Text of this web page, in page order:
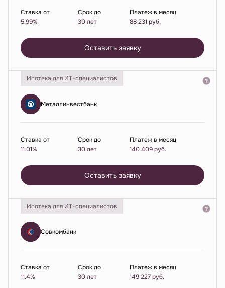
Ставка от
5.99%
Срок до
30 лет
Платеж в месяц
88 231 руб.
Оставить заявку
Ипотека для ИТ-специалистов
Металлинвестбанк
Ставка от
11.01%
Срок до
30 лет
Платеж в месяц
140 409руб.
Оставить заявку
Ипотека для ИТ-специалистов
Совкомбанк
Ставка от
11.4%
Срок до
30 лет
Платеж в месяц
149 227руб.